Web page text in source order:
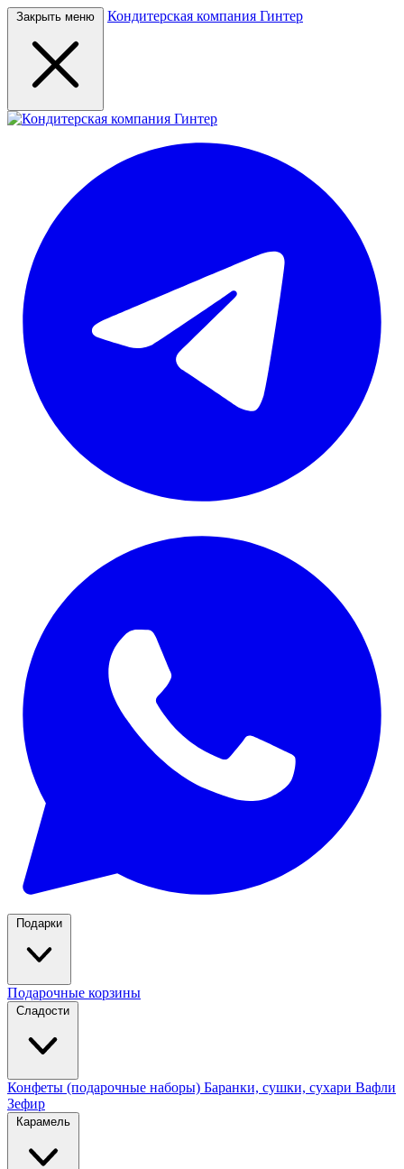
Закрыть меню Кондитерская компания Гинтер
Подарки
Подарочные корзины
Сладости
Конфеты (подарочные наборы) Баранки, сушки, сухари Вафли
Зефир
Карамель